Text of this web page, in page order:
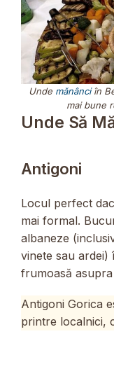
Unde mănânciîn
mai bune
Unde Să
Antigoni
Locul perfect
mai formal.
albaneze
vinete sau ardei)
frumoasă
Antigoni Gorica
printre localnici,